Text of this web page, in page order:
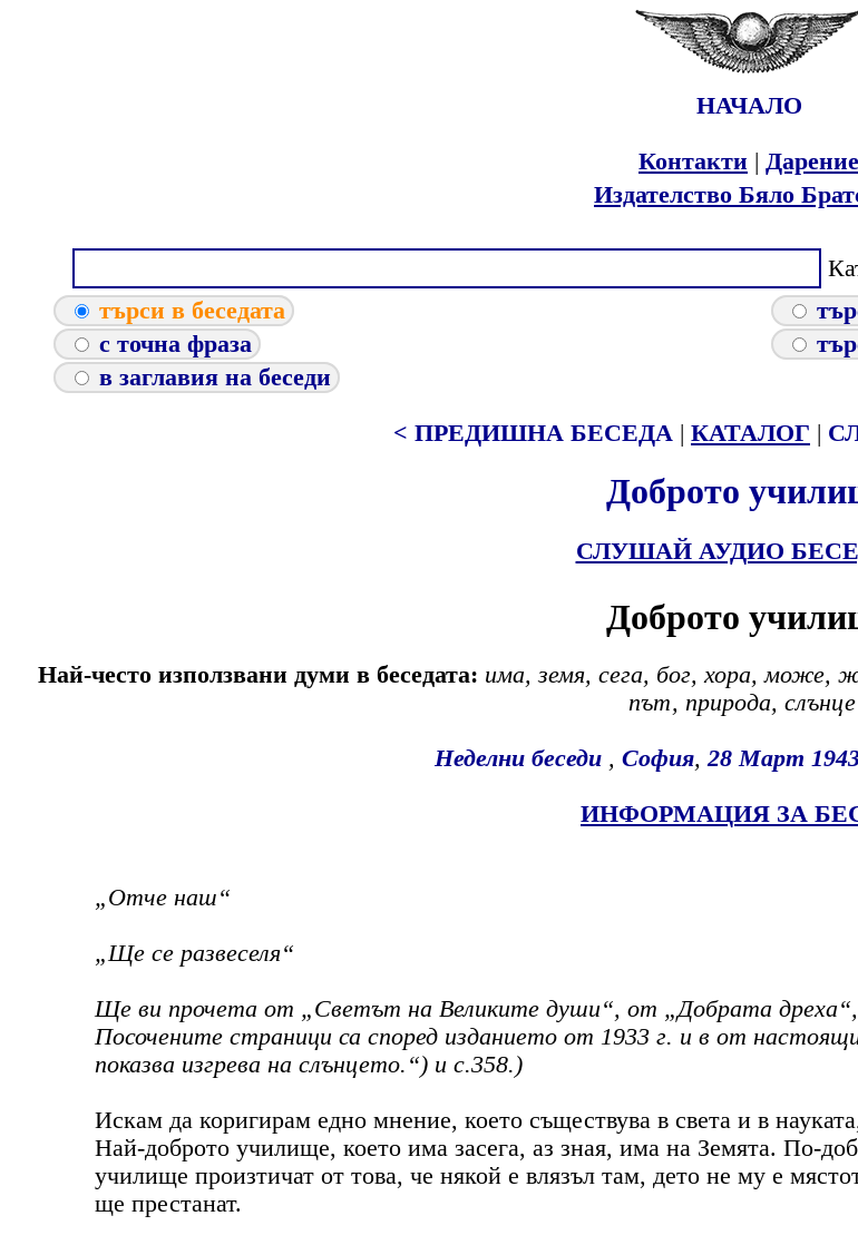
НАЧАЛО
Контакти | Дарение
Издателство Бяло
търси в беседата
с точна фраза
в заглавия на беседи
< ПРЕДИШНА БЕСЕДА | КАТАЛОГ |
Доброто
СЛУШАЙ АУДИО
Доброто
Най-често използвани думи в беседата: има, земя, сега, бог, хора, може,
път, природа,
Неделни беседи , София,28 Март
ИНФОРМАЦИЯ ЗА
„Отче наш“
„Ще се развеселя“
Ще ви прочета от „Светът на Великите души“, от „Добрата
Посочените страници са според изданието от 1933 г. и в от
показва изгрева на слънцето.“) и с.358.)
Искам да коригирам едно мнение, което съществува в света и в
Най-доброто училище, което има засега, аз зная, има на Земята. По-
училище произтичат от това, че някой е влязъл там, дето не му е
ще престанат.